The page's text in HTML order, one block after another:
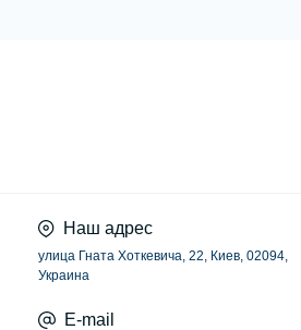
Наш адрес
улица Гната Хоткевича, 22, Киев, 02094,
Украина
E-mail